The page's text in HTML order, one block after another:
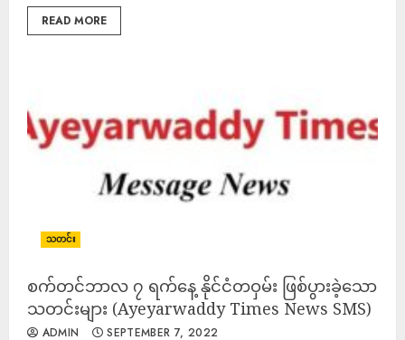
READ MORE
သတင်း
စက်တင်ဘာလ ၇ ရက်နေ့ နိုင်ငံတဝှမ်း ဖြစ်ပွားခဲ့သော
သတင်းများ (Ayeyarwaddy Times News SMS)
ADMIN SEPTEMBER 7, 2022